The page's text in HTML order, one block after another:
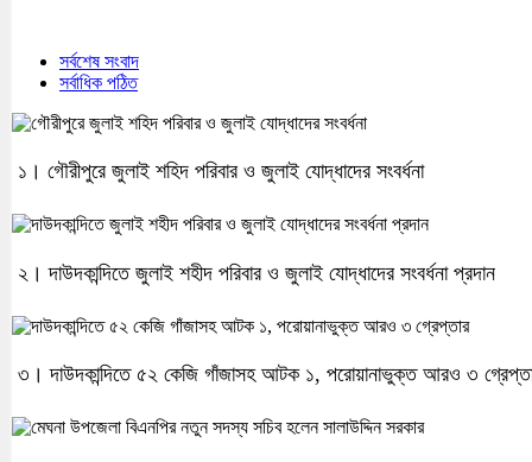
সর্বশেষ সংবাদ
সর্বাধিক পঠিত
১। গৌরীপুরে জুলাই শহিদ পরিবার ও জুলাই যোদ্ধাদের সংবর্ধনা
২। দাউদকান্দিতে জুলাই শহীদ পরিবার ও জুলাই যোদ্ধাদের সংবর্ধনা প্রদান
৩। দাউদকান্দিতে ৫২ কেজি গাঁজাসহ আটক ১, পরোয়ানাভুক্ত আরও ৩